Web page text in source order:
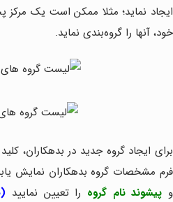
ایجاد نماید؛ مثلا ممکن است یک
خود، آنها را گروه‌بندی نماید.
برای ایجاد گروه جدید در بدهکاران، کلید
فرم مشخصات گروه بدهکاران نمایش
و پیشوند نام گروه را تعیین نمایید